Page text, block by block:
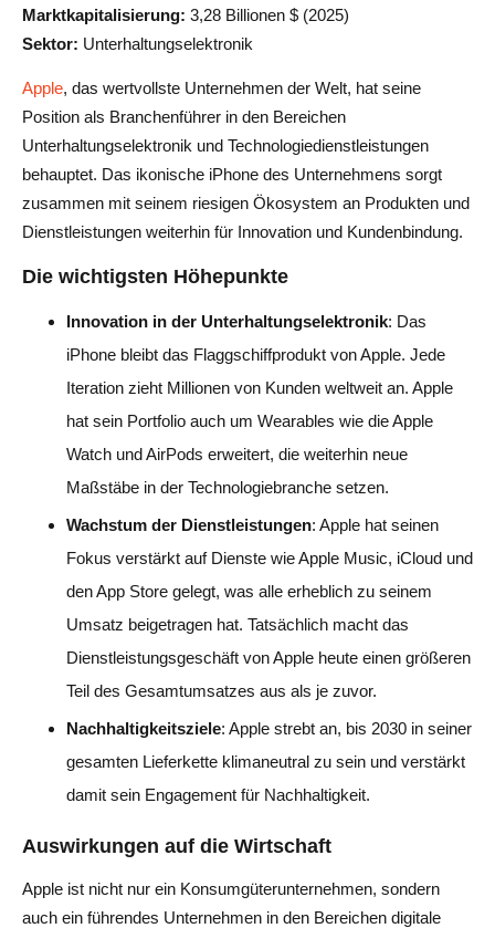
Marktkapitalisierung: 3,28 Billionen $ (2025)
Sektor: Unterhaltungselektronik
Apple, das wertvollste Unternehmen der Welt, hat seine
Position als Branchenführer in den Bereichen
Unterhaltungselektronik und Technologiedienstleistungen
behauptet. Das ikonische iPhone des Unternehmens sorgt
zusammen mit seinem riesigen Ökosystem an Produkten und
Dienstleistungen weiterhin für Innovation und Kundenbindung.
Die wichtigsten Höhepunkte
Innovation in der Unterhaltungselektronik: Das
iPhone bleibt das Flaggschiffprodukt von Apple. Jede
Iteration zieht Millionen von Kunden weltweit an. Apple
hat sein Portfolio auch um Wearables wie die Apple
Watch und AirPods erweitert, die weiterhin neue
Maßstäbe in der Technologiebranche setzen.
Wachstum der Dienstleistungen: Apple hat seinen
Fokus verstärkt auf Dienste wie Apple Music, iCloud und
den App Store gelegt, was alle erheblich zu seinem
Umsatz beigetragen hat. Tatsächlich macht das
Dienstleistungsgeschäft von Apple heute einen größeren
Teil des Gesamtumsatzes aus als je zuvor.
Nachhaltigkeitsziele: Apple strebt an, bis 2030 in seiner
gesamten Lieferkette klimaneutral zu sein und verstärkt
damit sein Engagement für Nachhaltigkeit.
Auswirkungen auf die Wirtschaft
Apple ist nicht nur ein Konsumgüterunternehmen, sondern
auch ein führendes Unternehmen in den Bereichen digitale